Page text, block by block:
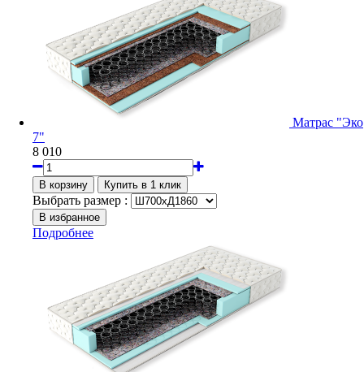
Матрас "Эко
7"
8 010
Выбрать размер :
Подробнее